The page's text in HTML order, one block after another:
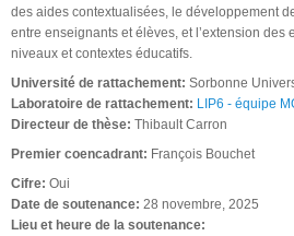
des aides contextualisées, le développement
entre enseignants et élèves, et l’extension des
niveaux et contextes éducatifs.
Université de rattachement: Sorbonne
Laboratoire de rattachement: LIP6 - équipe
Directeur de thèse: Thibault Carron
Premier coencadrant: François Bouchet
Cifre: Oui
Date de soutenance: 28 novembre, 2025
Lieu et heure de la soutenance: